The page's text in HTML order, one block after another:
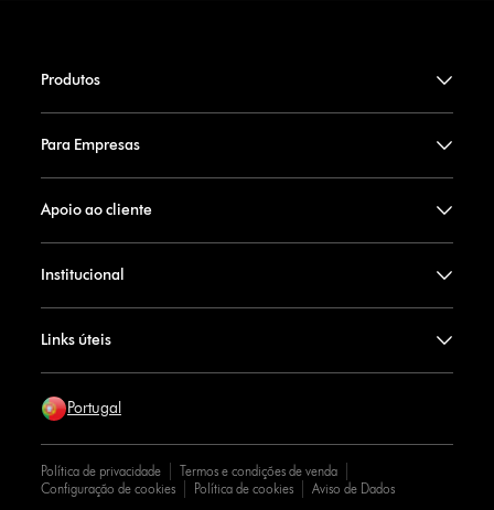
Produtos
Para Empresas
Apoio ao cliente
Institucional
Links úteis
Portugal
Política de privacidade
Termos e condições de venda
Configuração de cookies
Política de cookies Aviso de Dados